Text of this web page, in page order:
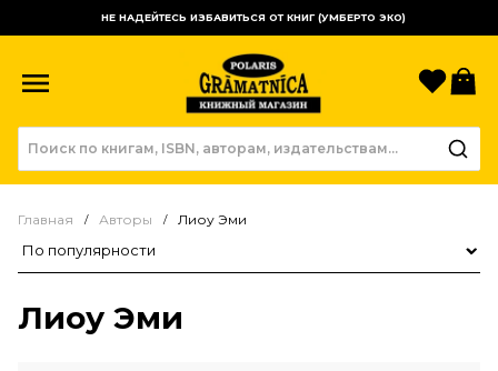
НЕ НАДЕЙТЕСЬ ИЗБАВИТЬСЯ ОТ КНИГ (УМБЕРТО ЭКО)
Главная Авторы Лиоу Эми
Лиоу Эми